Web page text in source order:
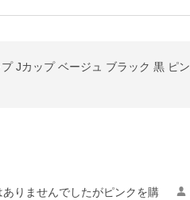
りませんでしたがピンクを購